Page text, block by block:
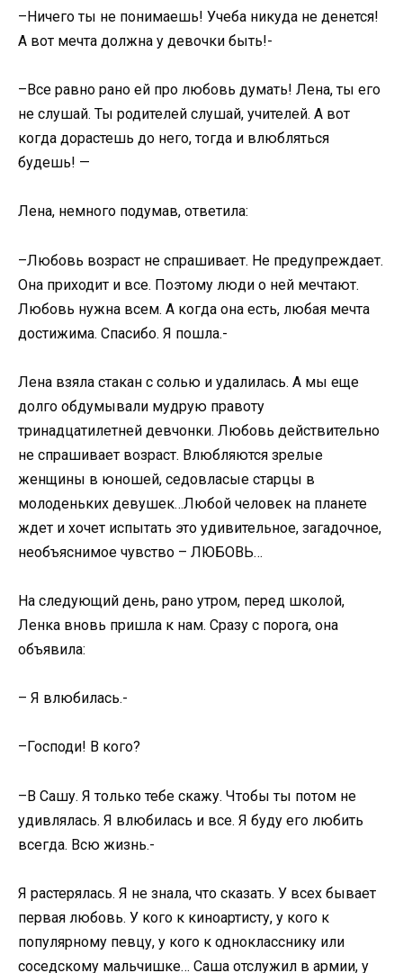
–Ничего ты не понимаешь! Учеба никуда не денется!
А вот мечта должна у девочки быть!-
–Все равно рано ей про любовь думать! Лена, ты его
не слушай. Ты родителей слушай, учителей. А вот
когда дорастешь до него, тогда и влюбляться
будешь! —
Лена, немного подумав, ответила:
–Любовь возраст не спрашивает. Не предупреждает.
Она приходит и все. Поэтому люди о ней мечтают.
Любовь нужна всем. А когда она есть, любая мечта
достижима. Спасибо. Я пошла.-
Лена взяла стакан с солью и удалилась. А мы еще
долго обдумывали мудрую правоту
тринадцатилетней девчонки. Любовь действительно
не спрашивает возраст. Влюбляются зрелые
женщины в юношей, седовласые старцы в
молоденьких девушек…Любой человек на планете
ждет и хочет испытать это удивительное, загадочное,
необъяснимое чувство – ЛЮБОВЬ…
На следующий день, рано утром, перед школой,
Ленка вновь пришла к нам. Сразу с порога, она
объявила:
– Я влюбилась.-
–Господи! В кого?
–В Сашу. Я только тебе скажу. Чтобы ты потом не
удивлялась. Я влюбилась и все. Я буду его любить
всегда. Всю жизнь.-
Я растерялась. Я не знала, что сказать. У всех бывает
первая любовь. У кого к киноартисту, у кого к
популярному певцу, у кого к однокласснику или
соседскому мальчишке… Саша отслужил в армии, у